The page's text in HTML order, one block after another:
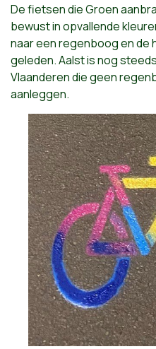
De fietsen die Groen
bewust in opvallende
naar een regenboog en de
geleden. Aalst is nog
Vlaanderen die geen
aanleggen.